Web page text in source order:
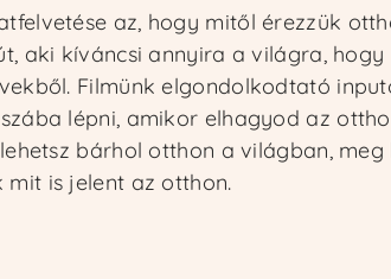
az, hogy mitől érezzük
aki kíváncsi annyira a világra, hogy
Filmünk elgondolkodtató
lépni, amikor elhagyod az
bárhol otthon a világban, meg
is jelent az otthon.